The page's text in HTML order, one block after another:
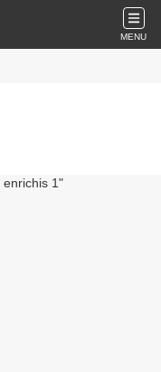
MENU